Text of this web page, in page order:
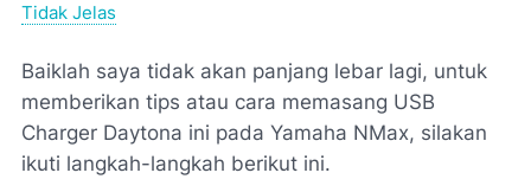
Tidak Jelas
Baiklah saya tidak akan panjang lebar lagi, untuk
memberikan tips atau cara memasang USB
Charger Daytona ini pada Yamaha NMax, silakan
ikuti langkah-langkah berikut ini.